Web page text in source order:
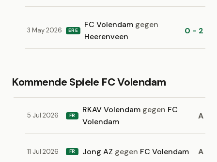
3 May 2026 ERE
FC Volendam gegen
Heerenveen
0 - 2
Kommende Spiele FC Volendam
5 Jul 2026 FR
RKAV Volendam gegen FC
Volendam
A
11 Jul 2026 FR Jong AZ gegen FC Volendam A